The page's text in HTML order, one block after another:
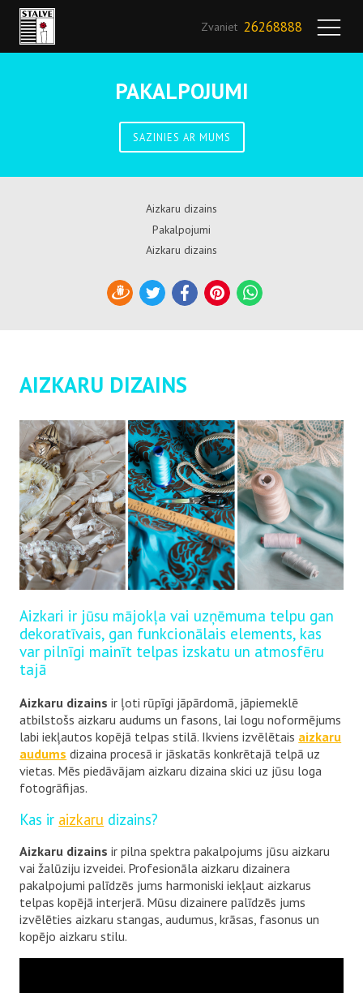
Zvaniet 26268888
PAKALPOJUMI
SAZINIES AR MUMS
Aizkaru dizains
Pakalpojumi
Aizkaru dizains
DraugiemTwitterFacebookPinterestWhatsApp
AIZKARU DIZAINS
Aizkari ir jūsu mājokļa vai uzņēmuma telpu gan
dekoratīvais, gan funkcionālais elements, kas
var pilnīgi mainīt telpas izskatu un atmosfēru
tajā
Aizkaru dizains ir ļoti rūpīgi jāpārdomā, jāpiemeklē
atbilstošs aizkaru audums un fasons, lai logu noformējums
labi iekļautos kopējā telpas stilā. Ikviens izvēlētais aizkaru
audums dizaina procesā ir jāskatās konkrētajā telpā uz
vietas. Mēs piedāvājam aizkaru dizaina skici uz jūsu loga
fotogrāfijas.
Kas ir aizkaru dizains?
Aizkaru dizains ir pilna spektra pakalpojums jūsu aizkaru
vai žalūziju izveidei. Profesionāla aizkaru dizainera
pakalpojumi palīdzēs jums harmoniski iekļaut aizkarus
telpas kopējā interjerā. Mūsu dizainere palīdzēs jums
izvēlēties aizkaru stangas, audumus, krāsas, fasonus un
kopējo aizkaru stilu.